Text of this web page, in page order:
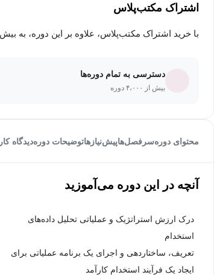
اشتراک مکتب‌پلاس
با خرید اشتراک مکتب‌پلاس، علاوه بر این دوره، به بیش از ۴،۰۰۰ دوره دیگر دسترسی خواهید
دسترسی به تمام دوره‌ها
بیش از ۴،۰۰۰ دوره
محتوای دورهسرفصل‌هاپیش‌نیاز‌هاتوضیحات دورهدیدگاه
آنچه در این دوره می‌آموزید
درک ارزش استراتژیک و عملیاتی تحلیل داده‌های
استخدام
تعریف، ساختاردهی و اجرای یک برنامه عملیاتی برای
ایجاد یک فرآیند استخدام کارآمد